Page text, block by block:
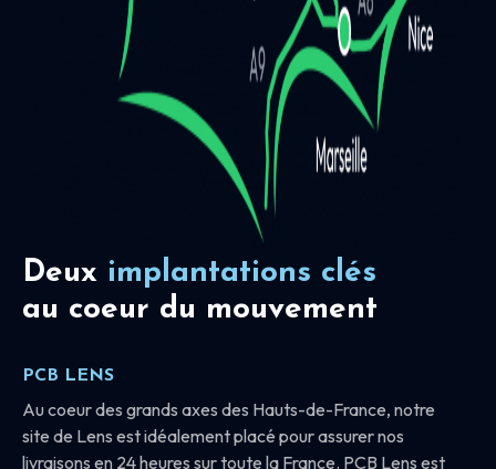
Deux implantations clés
au coeur du mouvement
PCB LENS
Au coeur des grands axes des Hauts-de-France, notre
site de Lens est idéalement placé pour assurer nos
livraisons en 24 heures sur toute la France. PCB Lens est